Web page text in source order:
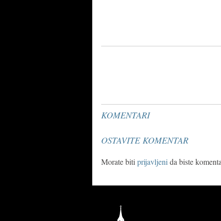
KOMENTARI
OSTAVITE KOMENTAR
Morate biti prijavljeni da biste